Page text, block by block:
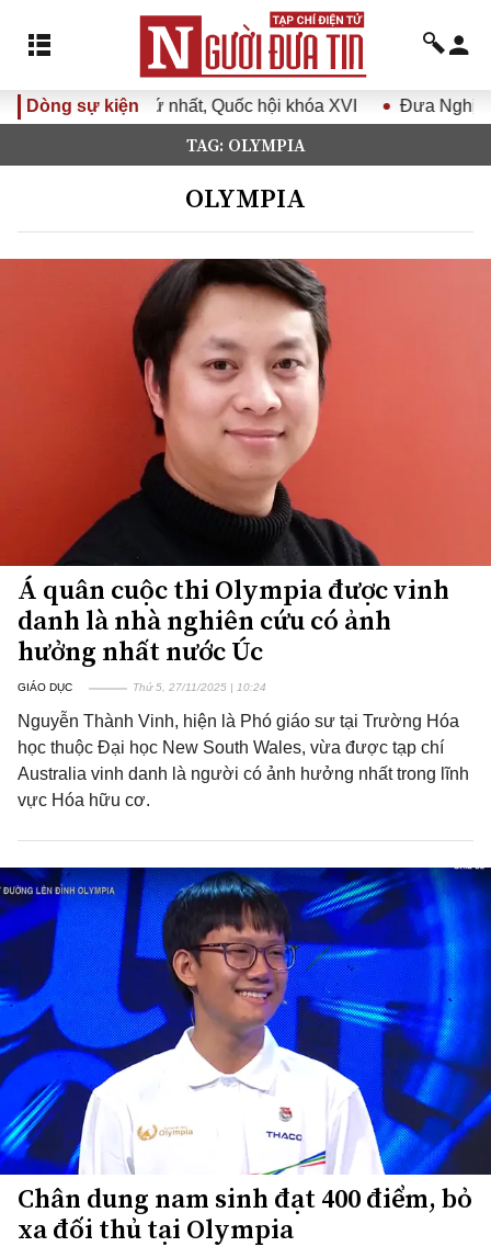
Dòng sự kiện
Quốc hội khóa XVI Đưa Nghị quyết Đại hội Đảng XIV
TAG: OLYMPIA
OLYMPIA
Á quân cuộc thi Olympia được vinh
danh là nhà nghiên cứu có ảnh
hưởng nhất nước Úc
GIÁO DỤC Thứ 5, 27/11/2025 | 10:24
Nguyễn Thành Vinh, hiện là Phó giáo sư tại Trường Hóa
học thuộc Đại học New South Wales, vừa được tạp chí
Australia vinh danh là người có ảnh hưởng nhất trong lĩnh
vực Hóa hữu cơ.
Chân dung nam sinh đạt 400 điểm, bỏ
xa đối thủ tại Olympia